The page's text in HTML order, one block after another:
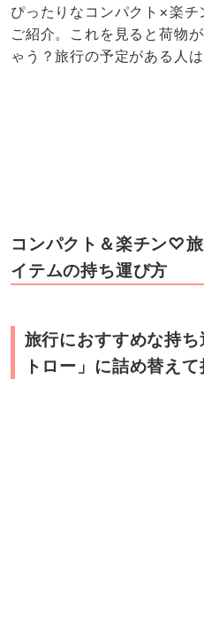
ぴったりなコンパクト×楽
ご紹介。これを見ると荷物
ゃう？旅行の予定がある人
コンパクト＆楽チン♡
イテムの持ち運び方
旅行におすすめな持
トロー」に詰め替え